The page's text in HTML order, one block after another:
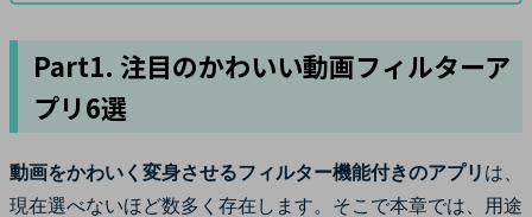
Part1. 注目のかわいい動画フィルターア
プリ6選
動画をかわいく変身させるフィルター機能付きのアプリ は、
現在選べないほど数多く存在します。そこで本章では、用途